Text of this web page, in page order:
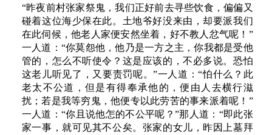
“昨夜前村张家祭鬼，我们正好前去寻些饮食，偏偏又
碰着这位海少保在此。土地爷好没来由，却要派我们
在此伺候，他老人家便安然坐着，好不教人忿气呢！”
一人道：“你莫怨他，他乃是一方之主，你我都是受他
管的，怎么不听使令？这是应该的，不必多说。恐怕
这老儿听见了，又要责罚呢。”一人道：“怕什么？此
老太不公道，但是有得奉承他的，便由人去横行滋
扰；若是我等穷鬼，他便专以此劳苦的事来派着呢！”
一人道：“你且说他怎的不公平呢？”那人道：“即此张
家一事，就可见其不公矣。张家的女儿，昨因上墓拜